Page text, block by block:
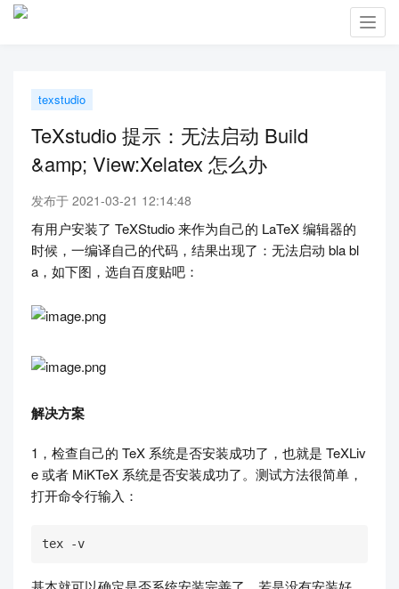
texstudio
TeXstudio 提示：无法启动 Build
&amp; View:Xelatex 怎么办
发布于 2021-03-21 12:14:48
有用户安装了 TeXStudio 来作为自己的 LaTeX 编辑器的
时候，一编译自己的代码，结果出现了：无法启动 bla bl
a，如下图，选自百度贴吧：
解决方案
1，检查自己的 TeX 系统是否安装成功了，也就是 TeXLiv
e 或者 MiKTeX 系统是否安装成功了。测试方法很简单，
打开命令行输入：
tex -v